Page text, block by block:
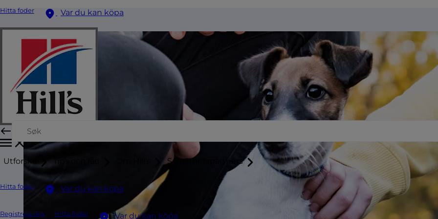
Hitta foder Var du kan köpa
Utforska Tips och råd Samarbetspartners
Hitta foder Var du kan köpa
Registrera dig Hitta foder Var du kan köpa